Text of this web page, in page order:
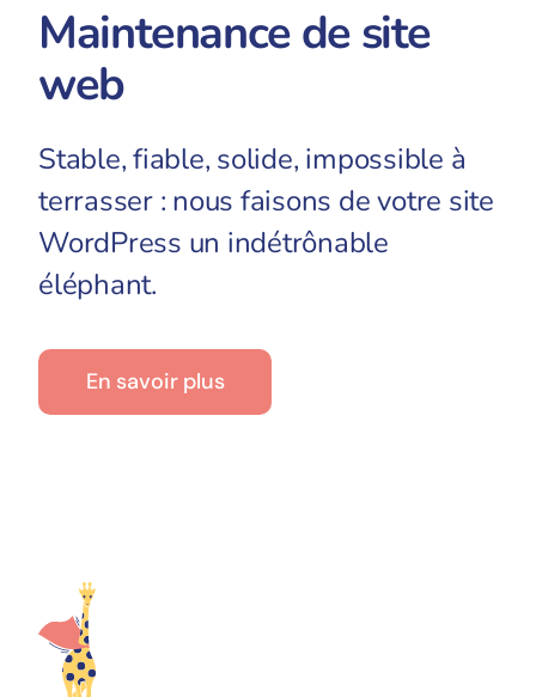
Maintenance de site
web
Stable, fiable, solide, impossible à
terrasser : nous faisons de votre site
WordPress un indétrônable
éléphant.
En savoir plus